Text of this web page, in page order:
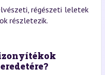
régészeti leletek
részletezik.